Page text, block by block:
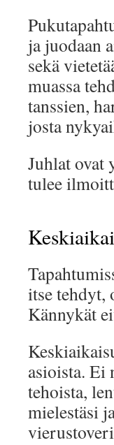
ja juodaan
sekä
muassa
tanssien,
josta
Juhlat ovat
tulee
itse tehdyt,
Kännykät
asioista. Ei
tehoista,
mielestäsi